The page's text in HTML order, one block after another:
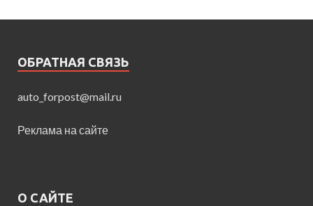
ОБРАТНАЯ СВЯЗЬ
auto_forpost@mail.ru
Реклама на сайте
О САЙТЕ